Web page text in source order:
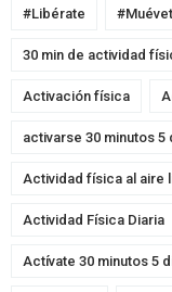
#Libérate
30 min de actividad
Activación física
activarse 30 minutos 5
Actividad física al aire
Actividad Física Diaria
Actívate 30 minutos 5